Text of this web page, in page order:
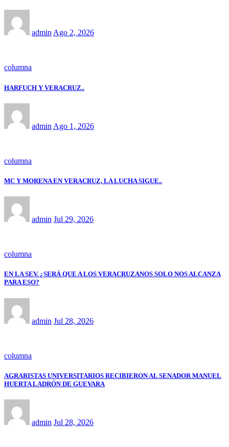
adminAgo 2, 2026
columna
HARFUCH Y VERACRUZ..
admin Ago 1, 2026
columna
MC Y MORENA EN VERACRUZ, LA LUCHA SIGUE..
admin Jul 29, 2026
columna
EN LA SEV. ¿SERÁ QUE A LOS VERACRUZANOS SOLO NOS ALCANZA
PARA ESO?
admin Jul 28, 2026
columna
AGRARISTAS UNIVERSITARIOS RECIBIERON AL SENADOR MANUEL
HUERTA LADRÓN DE GUEVARA
admin Jul 28, 2026